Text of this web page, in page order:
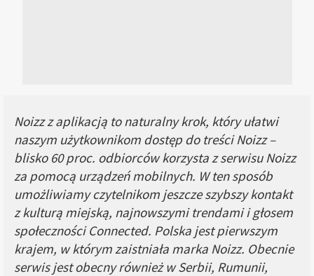
Noizz z aplikacją to naturalny krok, który ułatwi
naszym użytkownikom dostęp do treści Noizz –
blisko 60 proc. odbiorców korzysta z serwisu Noizz
za pomocą urządzeń mobilnych. W ten sposób
umożliwiamy czytelnikom jeszcze szybszy kontakt
z kulturą miejską, najnowszymi trendami i głosem
społeczności Connected. Polska jest pierwszym
krajem, w którym zaistniała marka Noizz. Obecnie
serwis jest obecny również w Serbii, Rumunii,